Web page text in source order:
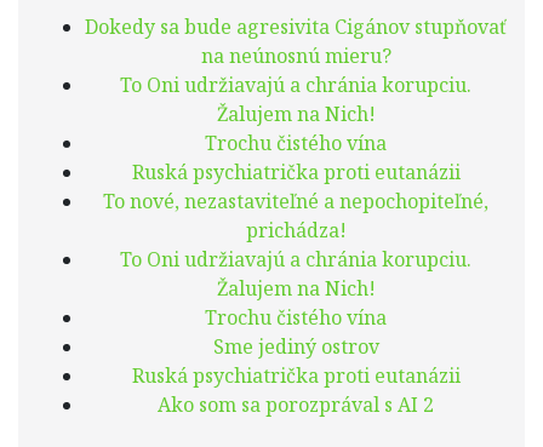
Dokedy sa bude agresivita Cigánov stupňovať
na neúnosnú mieru?
To Oni udržiavajú a chránia korupciu.
Žalujem na Nich!
Trochu čistého vína
Ruská psychiatrička proti eutanázii
To nové, nezastaviteľné a nepochopiteľné,
prichádza!
To Oni udržiavajú a chránia korupciu.
Žalujem na Nich!
Trochu čistého vína
Sme jediný ostrov
Ruská psychiatrička proti eutanázii
Ako som sa porozprával s AI 2